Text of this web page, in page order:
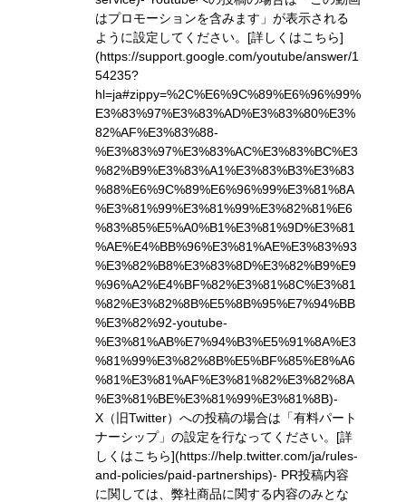
はプロモーションを含みます」が表示される
ように設定してください。 [詳しくはこちら]
(https://support.google.com/youtube/answer/1
54235?
hl=ja#zippy=%2C%E6%9C%89%E6%96%99%
E3%83%97%E3%83%AD%E3%83%80%E3%
82%AF%E3%83%88-
%E3%83%97%E3%83%AC%E3%83%BC%E3
%82%B9%E3%83%A1%E3%83%B3%E3%83
%88%E6%9C%89%E6%96%99%E3%81%8A
%E3%81%99%E3%81%99%E3%82%81%E6
%83%85%E5%A0%B1%E3%81%9D%E3%81
%AE%E4%BB%96%E3%81%AE%E3%83%93
%E3%82%B8%E3%83%8D%E3%82%B9%E9
%96%A2%E4%BF%82%E3%81%8C%E3%81
%82%E3%82%8B%E5%8B%95%E7%94%BB
%E3%82%92-youtube-
%E3%81%AB%E7%94%B3%E5%91%8A%E3
%81%99%E3%82%8B%E5%BF%85%E8%A6
%81%E3%81%AF%E3%81%82%E3%82%8A
%E3%81%BE%E3%81%99%E3%81%8B)-
X（旧Twitter）への投稿の場合は「有料パート
ナーシップ」の設定を行なってください。 [詳
しくはこちら](https://help.twitter.com/ja/rules-
and-policies/paid-partnerships)- PR投稿内容
に関しては、弊社商品に関する内容のみとな